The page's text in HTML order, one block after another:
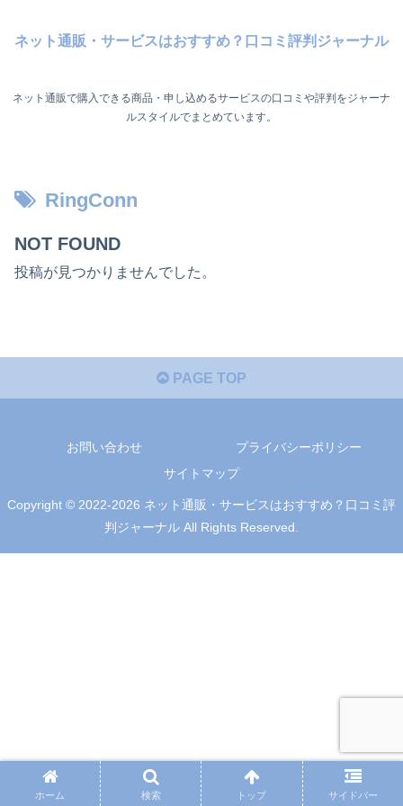
ネット通販・サービスはおすすめ？口コミ評判ジャーナル
ネット通販で購入できる商品・申し込めるサービスの口コミや評判をジャーナ
ルスタイルでまとめています。
RingConn
NOT FOUND
投稿が見つかりませんでした。
PAGE TOP
お問い合わせ
プライバシーポリシー
サイトマップ
Copyright © 2022-2026 ネット通販・サービスはおすすめ？口コミ評
判ジャーナル All Rights Reserved.
ホーム 検索 トップ サイドバー